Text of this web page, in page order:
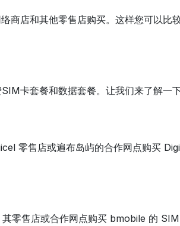
商店和其他零售店购买。这样您可以比
卡套餐和数据套餐。让我们来了解一
零售店或遍布岛屿的合作网点购买
零售店或合作网点购买 bmobile 的